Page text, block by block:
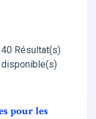
40 Résultat(s)
disponible(s)
pour les